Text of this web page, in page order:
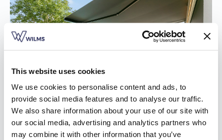
This website uses cookies
We use cookies to personalise content and ads, to
provide social media features and to analyse our traffic.
We also share information about your use of our site with
our social media, advertising and analytics partners who
may combine it with other information that you’ve